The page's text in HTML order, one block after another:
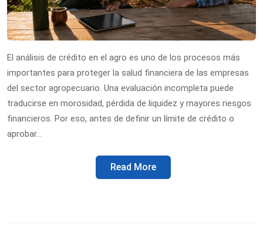
El análisis de crédito en el agro es uno de los procesos más
importantes para proteger la salud financiera de las empresas
del sector agropecuario. Una evaluación incompleta puede
traducirse en morosidad, pérdida de liquidez y mayores riesgos
financieros. Por eso, antes de definir un límite de crédito o
aprobar…
Read More